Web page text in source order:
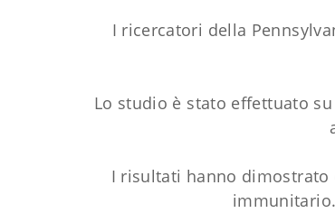
I ricercatori della
Lo studio è stato effettuato
I risultati hanno dimostrato